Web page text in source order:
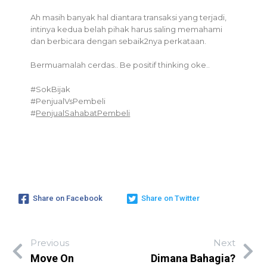
Ah masih banyak hal diantara transaksi yang terjadi,
intinya kedua belah pihak harus saling memahami
dan berbicara dengan sebaik2nya perkataan.
Bermuamalah cerdas.. Be positif thinking oke..
#SokBijak
#PenjualVsPembeli
#PenjualSahabatPembeli
Share on Facebook Share on Twitter
Previous
Move On
Next
Dimana Bahagia?